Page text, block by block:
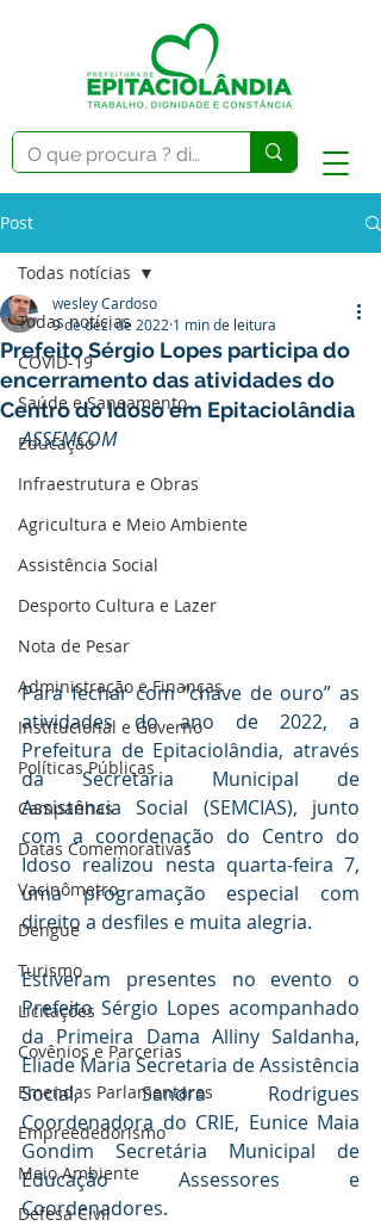
Post
Todas notícias
COVID-19
Saúde e Saneamento
Educação
Infraestrutura e Obras
Agricultura e Meio Ambiente
Assistência Social
Desporto Cultura e Lazer
Nota de Pesar
Administração e Finanças
Institucional e Governo
Políticas Públicas
Campanhas
Datas Comemorativas
Vacinômetro
Dengue
Turismo
Licitações
Covênios e Parcerias
Emendas Parlamentares
Empreededorismo
Meio Ambiente
Defesa Civil
Todas notícias
Prefeito Sérgio Lopes participa do
encerramento das atividades do
Centro do Idoso em Epitaciolândia
wesley Cardoso
9 de dez. de 2022 1 min de leitura
ASSEMCOM
Para fechar com “chave de ouro” as
atividades do ano de 2022, a
Prefeitura de Epitaciolândia, através
da Secretaria Municipal de
Assistência Social (SEMCIAS), junto
com a coordenação do Centro do
Idoso realizou nesta quarta-feira 7,
uma programação especial com
direito a desfiles e muita alegria.
Estiveram presentes no evento o
Prefeito Sérgio Lopes acompanhado
da Primeira Dama Alliny Saldanha,
Eliade Maria Secretaria de Assistência
Social, Sandra Rodrigues
Coordenadora do CRIE, Eunice Maia
Gondim Secretária Municipal de
Educação Assessores e
Coordenadores.